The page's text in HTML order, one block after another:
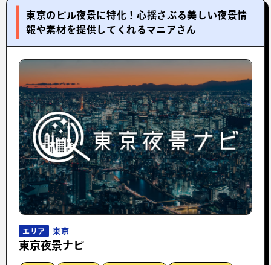
件
東京のビル夜景に特化！心揺さぶる美しい夜景情
報や素材を提供してくれるマニアさん
エリア 東京
東京夜景ナビ